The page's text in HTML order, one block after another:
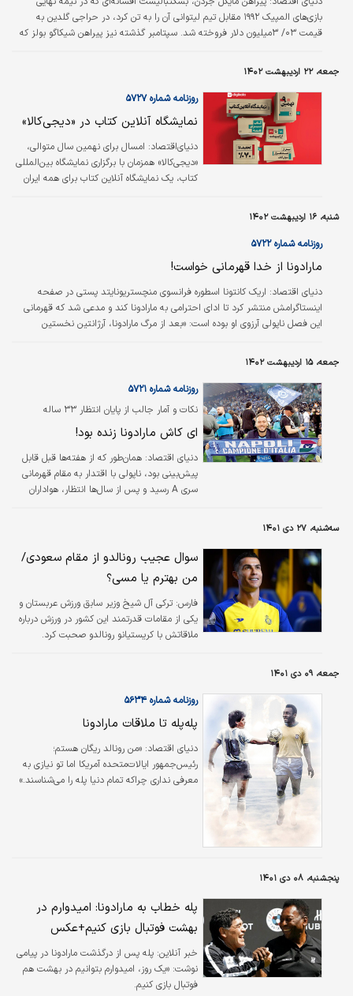
بازی‌های المپیک ۱۹۹۲ مقابل تیم لیتوانی آن را به تن کرد، در حراجی گلدین به
قیمت ۰۳/ ۳میلیون دلار فروخته شد. سپتامبر گذشته نیز پیراهن شیکاگو بولز که
میلیون دلار فروخته شد و رکورد زد. این بیشترین مبلغی بود که تاکنون برای اقلام
‌برای پیراهن دیگو مارادونا بازیکن افسانه‌ای فوتبال…
جمعه، ۲۲ اردیبهشت ۱۴۰۲
روزنامه شماره ۵۷۲۷
نمایشگاه آنلاین کتاب در «دیجی‌‌‌کالا»
دنیای‌اقتصاد: امسال برای نهمین سال متوالی،
«دیجی‌‌‌کالا» همزمان با برگزاری نمایشگاه بین‌المللی
کتاب، یک نمایشگاه آنلاین کتاب برای همه ایران
شنبه، ۱۶ اردیبهشت ۱۴۰۲
روزنامه شماره ۵۷۲۲
مارادونا از خدا قهرمانی خواست!
دنیای اقتصاد: اریک کانتونا اسطوره فرانسوی منچستریونایتد پستی در صفحه
اینستاگرامش منتشر کرد تا ادای احترامی به مارادونا کند و مدعی شد که قهرمانی
این فصل ناپولی آرزوی او بوده است: «بعد از مرگ مارادونا، آرژانتین نخستین
خواسته است که آرزوهایش را برآورده کند!»
جمعه، ۱۵ اردیبهشت ۱۴۰۲
نکات و آمار جالب از پایان انتظار ۳۳ ساله
روزنامه شماره ۵۷۲۱
ای کاش مارادونا زنده بود!
دنياي اقتصاد: همان‌طور که از هفته‌ها قبل قابل
پیش‌بینی بود، ناپولی با اقتدار به مقام قهرمانی
سری A رسید و پس از سال‌ها انتظار، هواداران
تمام رقبا را هم به همراه داشت. هرچند آنها در
انتهای فصل کمی از آن روند کوبنده فاصله گرفتند
که دلیل آن را می‌توان عمق نه چندان زیاد ترکیب
پارتنوپی دانست.
سه‌شنبه، ۲۷ دی ۱۴۰۱
سوال عجیب رونالدو از مقام سعودی/
من بهترم یا مسی؟
فارس: ترکی آل شیخ وزیر سابق ورزش عربستان و
یکی از مقامات قدرتمند این کشور در ورزش درباره
ملاقاتش با کریستیانو رونالدو صحبت کرد.
جمعه، ۰۹ دی ۱۴۰۱
روزنامه شماره ۵۶۳۴
پله‌پله تا ملاقات مارادونا
دنياي اقتصاد: «من رونالد ریگان هستم؛
رئیس‌جمهور ایالات‌متحده آمریکا اما تو نیازی به
معرفی نداری چراکه تمام دنیا پله را می‌شناسند.»
می‌شود، اما خودش این لقب را در جوانی دوست
نداشت و حتی یک بار با مشت به صورت کسی که
او…
پنجشنبه، ۰۸ دی ۱۴۰۱
پله خطاب به مارادونا: امیدوارم در
بهشت فوتبال بازی کنیم+عکس
خبر آنلاین: پله پس از درگذشت مارادونا در پیامی
نوشت: «یک روز، امیدوارم بتوانیم در بهشت هم
فوتبال بازی کنیم.